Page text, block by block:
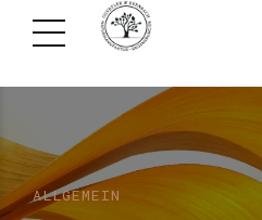
ALLGEMEIN